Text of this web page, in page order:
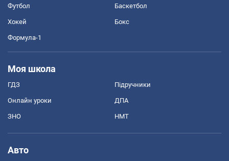
Футбол Баскетбол
Хокей Бокс
Формула-1
Моя школа
ГДЗ Підручники
Онлайн уроки ДПА
ЗНО НМТ
Авто